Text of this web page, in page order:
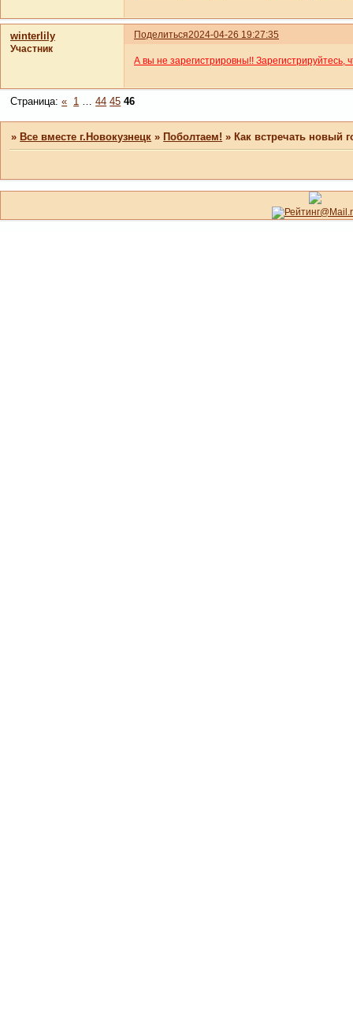
Поделиться2024-04-26 19:27:35
winterlily
Участник
А вы не зарегистрировны!! Зарегистрируйтесь,
Страница:« 1 44 45 46
» Все вместе г.Новокузнецк » Поболтаем! » Как встречать новый